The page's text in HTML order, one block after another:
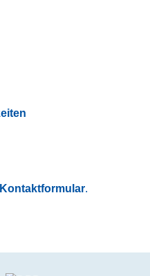
Kontaktformular.